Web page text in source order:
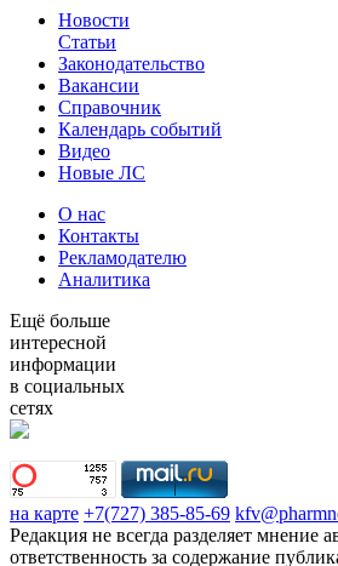
Новости
Статьи
Законодательство
Вакансии
Справочник
Календарь событий
Видео
Новые ЛС
О нас
Контакты
Рекламодателю
Аналитика
Ещё больше
интересной
информации
в социальных
сетях
на карте +7(727) 385-85-69
Редакция не всегда разделяет мнение
ответственность за содержание